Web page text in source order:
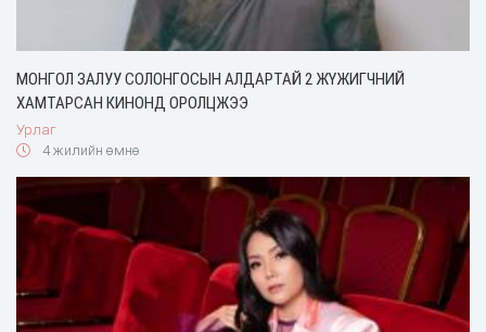
МОНГОЛ ЗАЛУУ СОЛОНГОСЫН АЛДАРТАЙ 2 ЖҮЖИГЧНИЙ
ХАМТАРСАН КИНОНД ОРОЛЦЖЭЭ
Урлаг
4 жилийн өмнө